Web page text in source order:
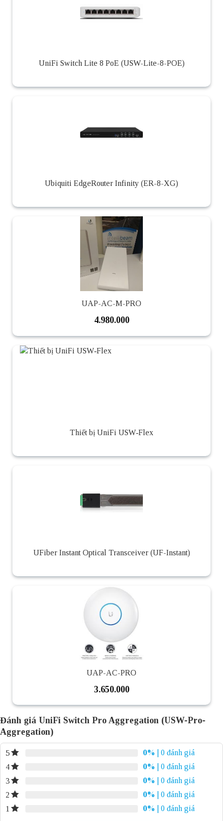
UniFi Switch Lite 8 PoE (USW-Lite-8-POE)
Ubiquiti EdgeRouter Infinity (ER-8-XG)
UAP-AC-M-PRO
4.980.000
Thiết bị UniFi USW‑Flex
UFiber Instant Optical Transceiver (UF-Instant)
UAP-AC-PRO
3.650.000
Đánh giá UniFi Switch Pro Aggregation (USW-Pro-
Aggregation)
5 0%
| 0 đánh giá
4
0%
| 0 đánh giá
3
0%
| 0 đánh giá
2
0%
| 0 đánh giá
1
0% | 0 đánh giá